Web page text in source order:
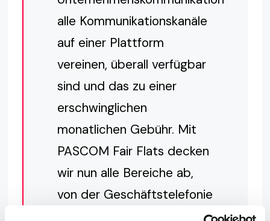
alle Kommunikationskanäle
auf einer Plattform
vereinen, überall verfügbar
sind und das zu einer
erschwinglichen
monatlichen Gebühr. Mit
PASCOM Fair Flats decken
wir nun alle Bereiche ab,
von der Geschäftstelefonie